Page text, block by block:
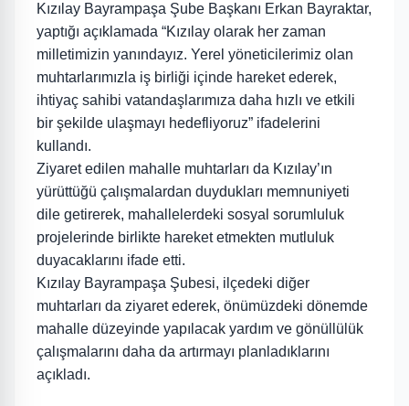
Kızılay Bayrampaşa Şube Başkanı Erkan Bayraktar,
yaptığı açıklamada “Kızılay olarak her zaman
milletimizin yanındayız. Yerel yöneticilerimiz olan
muhtarlarımızla iş birliği içinde hareket ederek,
ihtiyaç sahibi vatandaşlarımıza daha hızlı ve etkili
bir şekilde ulaşmayı hedefliyoruz” ifadelerini
kullandı.
Ziyaret edilen mahalle muhtarları da Kızılay’ın
yürüttüğü çalışmalardan duydukları memnuniyeti
dile getirerek, mahallelerdeki sosyal sorumluluk
projelerinde birlikte hareket etmekten mutluluk
duyacaklarını ifade etti.
Kızılay Bayrampaşa Şubesi, ilçedeki diğer
muhtarları da ziyaret ederek, önümüzdeki dönemde
mahalle düzeyinde yapılacak yardım ve gönüllülük
çalışmalarını daha da artırmayı planladıklarını
açıkladı.